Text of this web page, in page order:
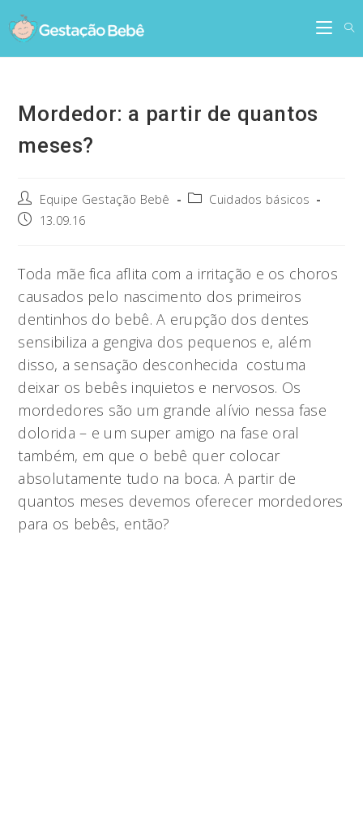
to
content
Mordedor: a partir de quantos
meses?
Post
author:
Equipe Gestação Bebê
PostCuidados básicos
Post13.09.16
Toda mãe fica aflita com a irritação e os choros
causados pelo nascimento dos primeiros
dentinhos do bebê. A erupção dos dentes
sensibiliza a gengiva dos pequenos e, além
disso, a sensação desconhecida costuma
deixar os bebês inquietos e nervosos. Os
mordedores são um grande alívio nessa fase
dolorida – e um super amigo na fase oral
também, em que o bebê quer colocar
absolutamente tudo na boca. A partir de
quantos meses devemos oferecer mordedores
para os bebês, então?